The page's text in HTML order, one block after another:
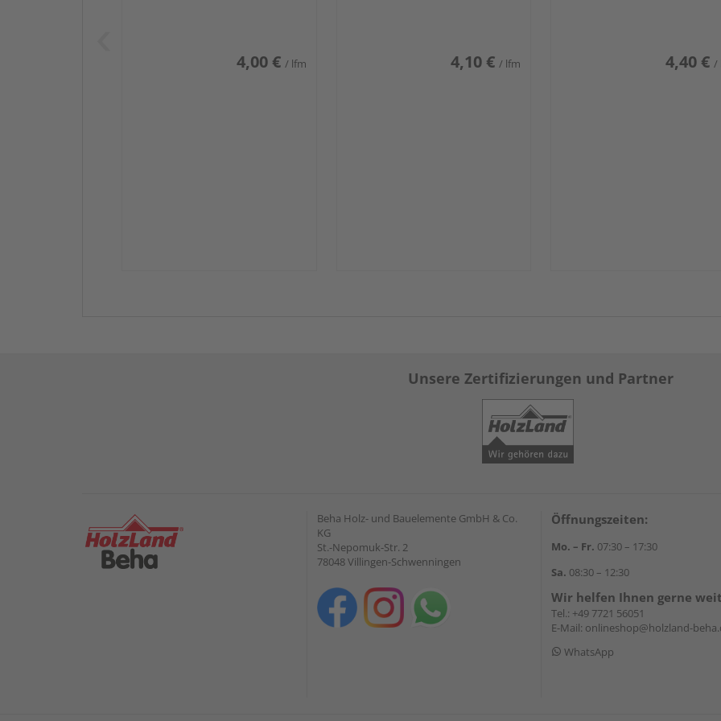
4,00 € / lfm 4,10 € / lfm 4,40 € /
Unsere Zertifizierungen und Partner
Beha Holz- und Bauelemente GmbH & Co.
KG
St.-Nepomuk-Str. 2
78048 Villingen-Schwenningen
Öffnungszeiten:
Mo. – Fr. 07:30 – 17:30
Sa. 08:30 – 12:30
Wir helfen Ihnen gerne
Tel.: +49 7721 56051
E-Mail: onlineshop@holzland-
WhatsApp